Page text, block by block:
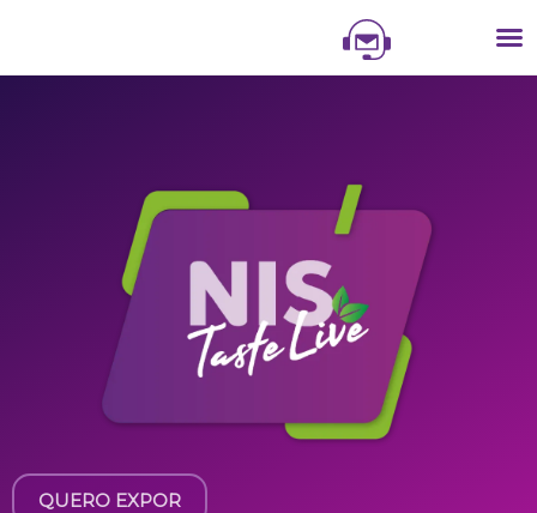
QUERO EXPOR